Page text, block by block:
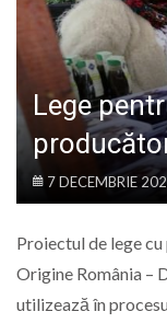
LIFE
Lege
7 DECEMBRIE
Proiectul de lege
Origine România –
utilizează în